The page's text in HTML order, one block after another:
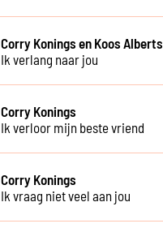
Corry Konings en Koos Alberts
Ik verlang naar jou
Corry Konings
Ik verloor mijn beste vriend
Corry Konings
Ik vraag niet veel aan jou